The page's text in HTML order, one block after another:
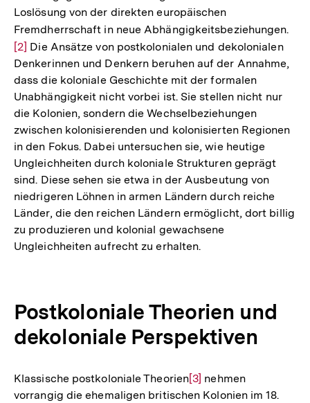
Fußnote
Loslösung von der direkten europäischen
Fremdherrschaft in neue Abhängigkeitsbeziehungen.
[2] Die Ansätze von postkolonialen und dekolonialen
Denkerinnen und Denkern beruhen auf der Annahme,
dass die koloniale Geschichte mit der formalen
Unabhängigkeit nicht vorbei ist. Sie stellen nicht nur
die Kolonien, sondern die Wechselbeziehungen
zwischen kolonisierenden und kolonisierten Regionen
in den Fokus. Dabei untersuchen sie, wie heutige
Ungleichheiten durch koloniale Strukturen geprägt
sind. Diese sehen sie etwa in der Ausbeutung von
niedrigeren Löhnen in armen Ländern durch reiche
Länder, die den reichen Ländern ermöglicht, dort billig
zu produzieren und kolonial gewachsene
Ungleichheiten aufrecht zu erhalten.
Postkoloniale Theorien und
dekoloniale Perspektiven
Klassische postkoloniale TheorienZur
Auflösung
[3] nehmen
vorrangig die ehemaligen britischen Kolonien im 18.